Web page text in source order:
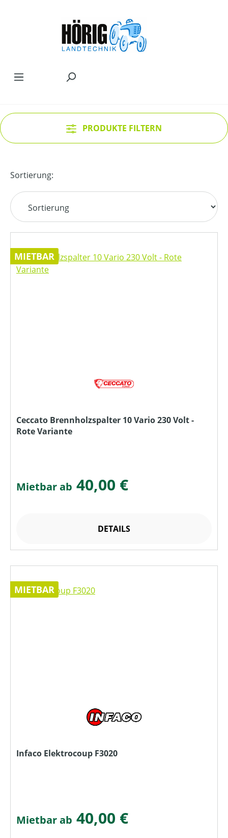
PRODUKTE FILTERN
Sortierung:
MIETBAR
Ceccato Brennholzspalter 10 Vario 230 Volt -
Rote Variante
Mietbar ab 40,00 €
DETAILS
MIETBAR
Infaco Elektrocoup F3020
Mietbar ab 40,00 €